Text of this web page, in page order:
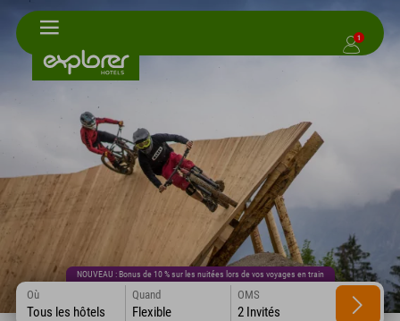
1
NOUVEAU : Bonus de 10 % sur les nuitées lors de vos voyages en train
Où
Tous les hôtels
Quand
Flexible
OMS
2 Invités